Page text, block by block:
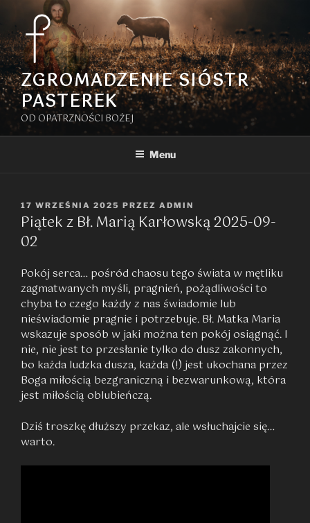
Przejdź
treści
ZGROMADZENIE SIÓSTR
PASTEREK
OD OPATRZNOŚCI BOŻEJ
Menu
OPUBLIKOWANE
W
17 WRZEŚNIA 2025 PRZEZ ADMIN
Piątek z Bł. Marią Karłowską 2025-09-
02
Pokój serca… pośród chaosu tego świata w mętliku
zagmatwanych myśli, pragnień, pożądliwości to
chyba to czego każdy z nas świadomie lub
nieświadomie pragnie i potrzebuje. Bł. Matka Maria
wskazuje sposób w jaki można ten pokój osiągnąć. I
nie, nie jest to przesłanie tylko do dusz zakonnych,
bo każda ludzka dusza, każda (!) jest ukochana przez
Boga miłością bezgraniczną i bezwarunkową, która
jest miłością oblubieńczą.
Dziś troszkę dłuższy przekaz, ale wsłuchajcie się…
warto.